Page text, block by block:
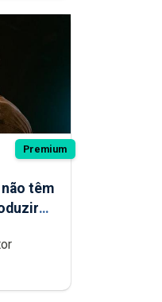
Premium
têm